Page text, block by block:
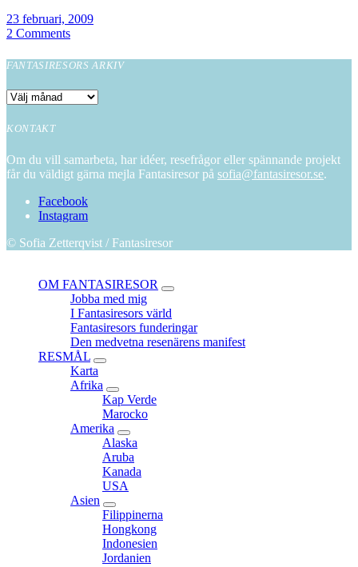
23 februari, 2009
2 Comments
FANTASIRESORS ARKIV
Fantasiresors
KONTAKT
Om du vill samarbeta, har idéer, resefrågor eller spännande projekt
får du väldigt gärna mejla Fantasiresor på sofia@fantasiresor.se.
Facebook
Instagram
© Sofia Zetterqvist / Fantasiresor
OM FANTASIRESOR
expand
child
menu
Jobba med mig
I Fantasiresors värld
Fantasiresors funderingar
Den medvetna resenärens manifest
RESMÅL
expand
menu
Karta
Afrika
expand
child
menu
Kap Verde
Marocko
Amerika
expand
child
menu
Alaska
Aruba
Kanada
USA
Asien
expand
child
menu
Filippinerna
Hongkong
Indonesien
Jordanien